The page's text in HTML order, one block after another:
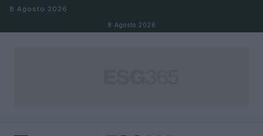
Salta al contenuto
8 Agosto 2026
8 Agosto 2026